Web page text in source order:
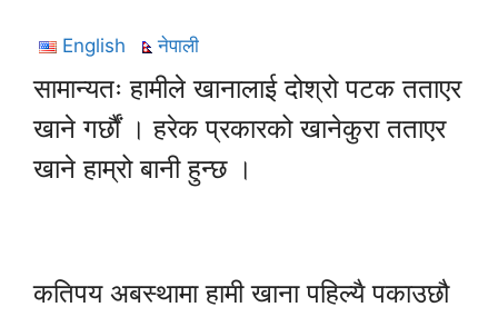
English नेपाली
सामान्यतः हामीले खानालाई दोश्रो पटक तताएर
खाने गर्छौं । हरेक प्रकारको खानेकुरा तताएर
खाने हाम्रो बानी हुन्छ ।
कतिपय अबस्थामा हामी खाना पहिल्यै पकाउछौ